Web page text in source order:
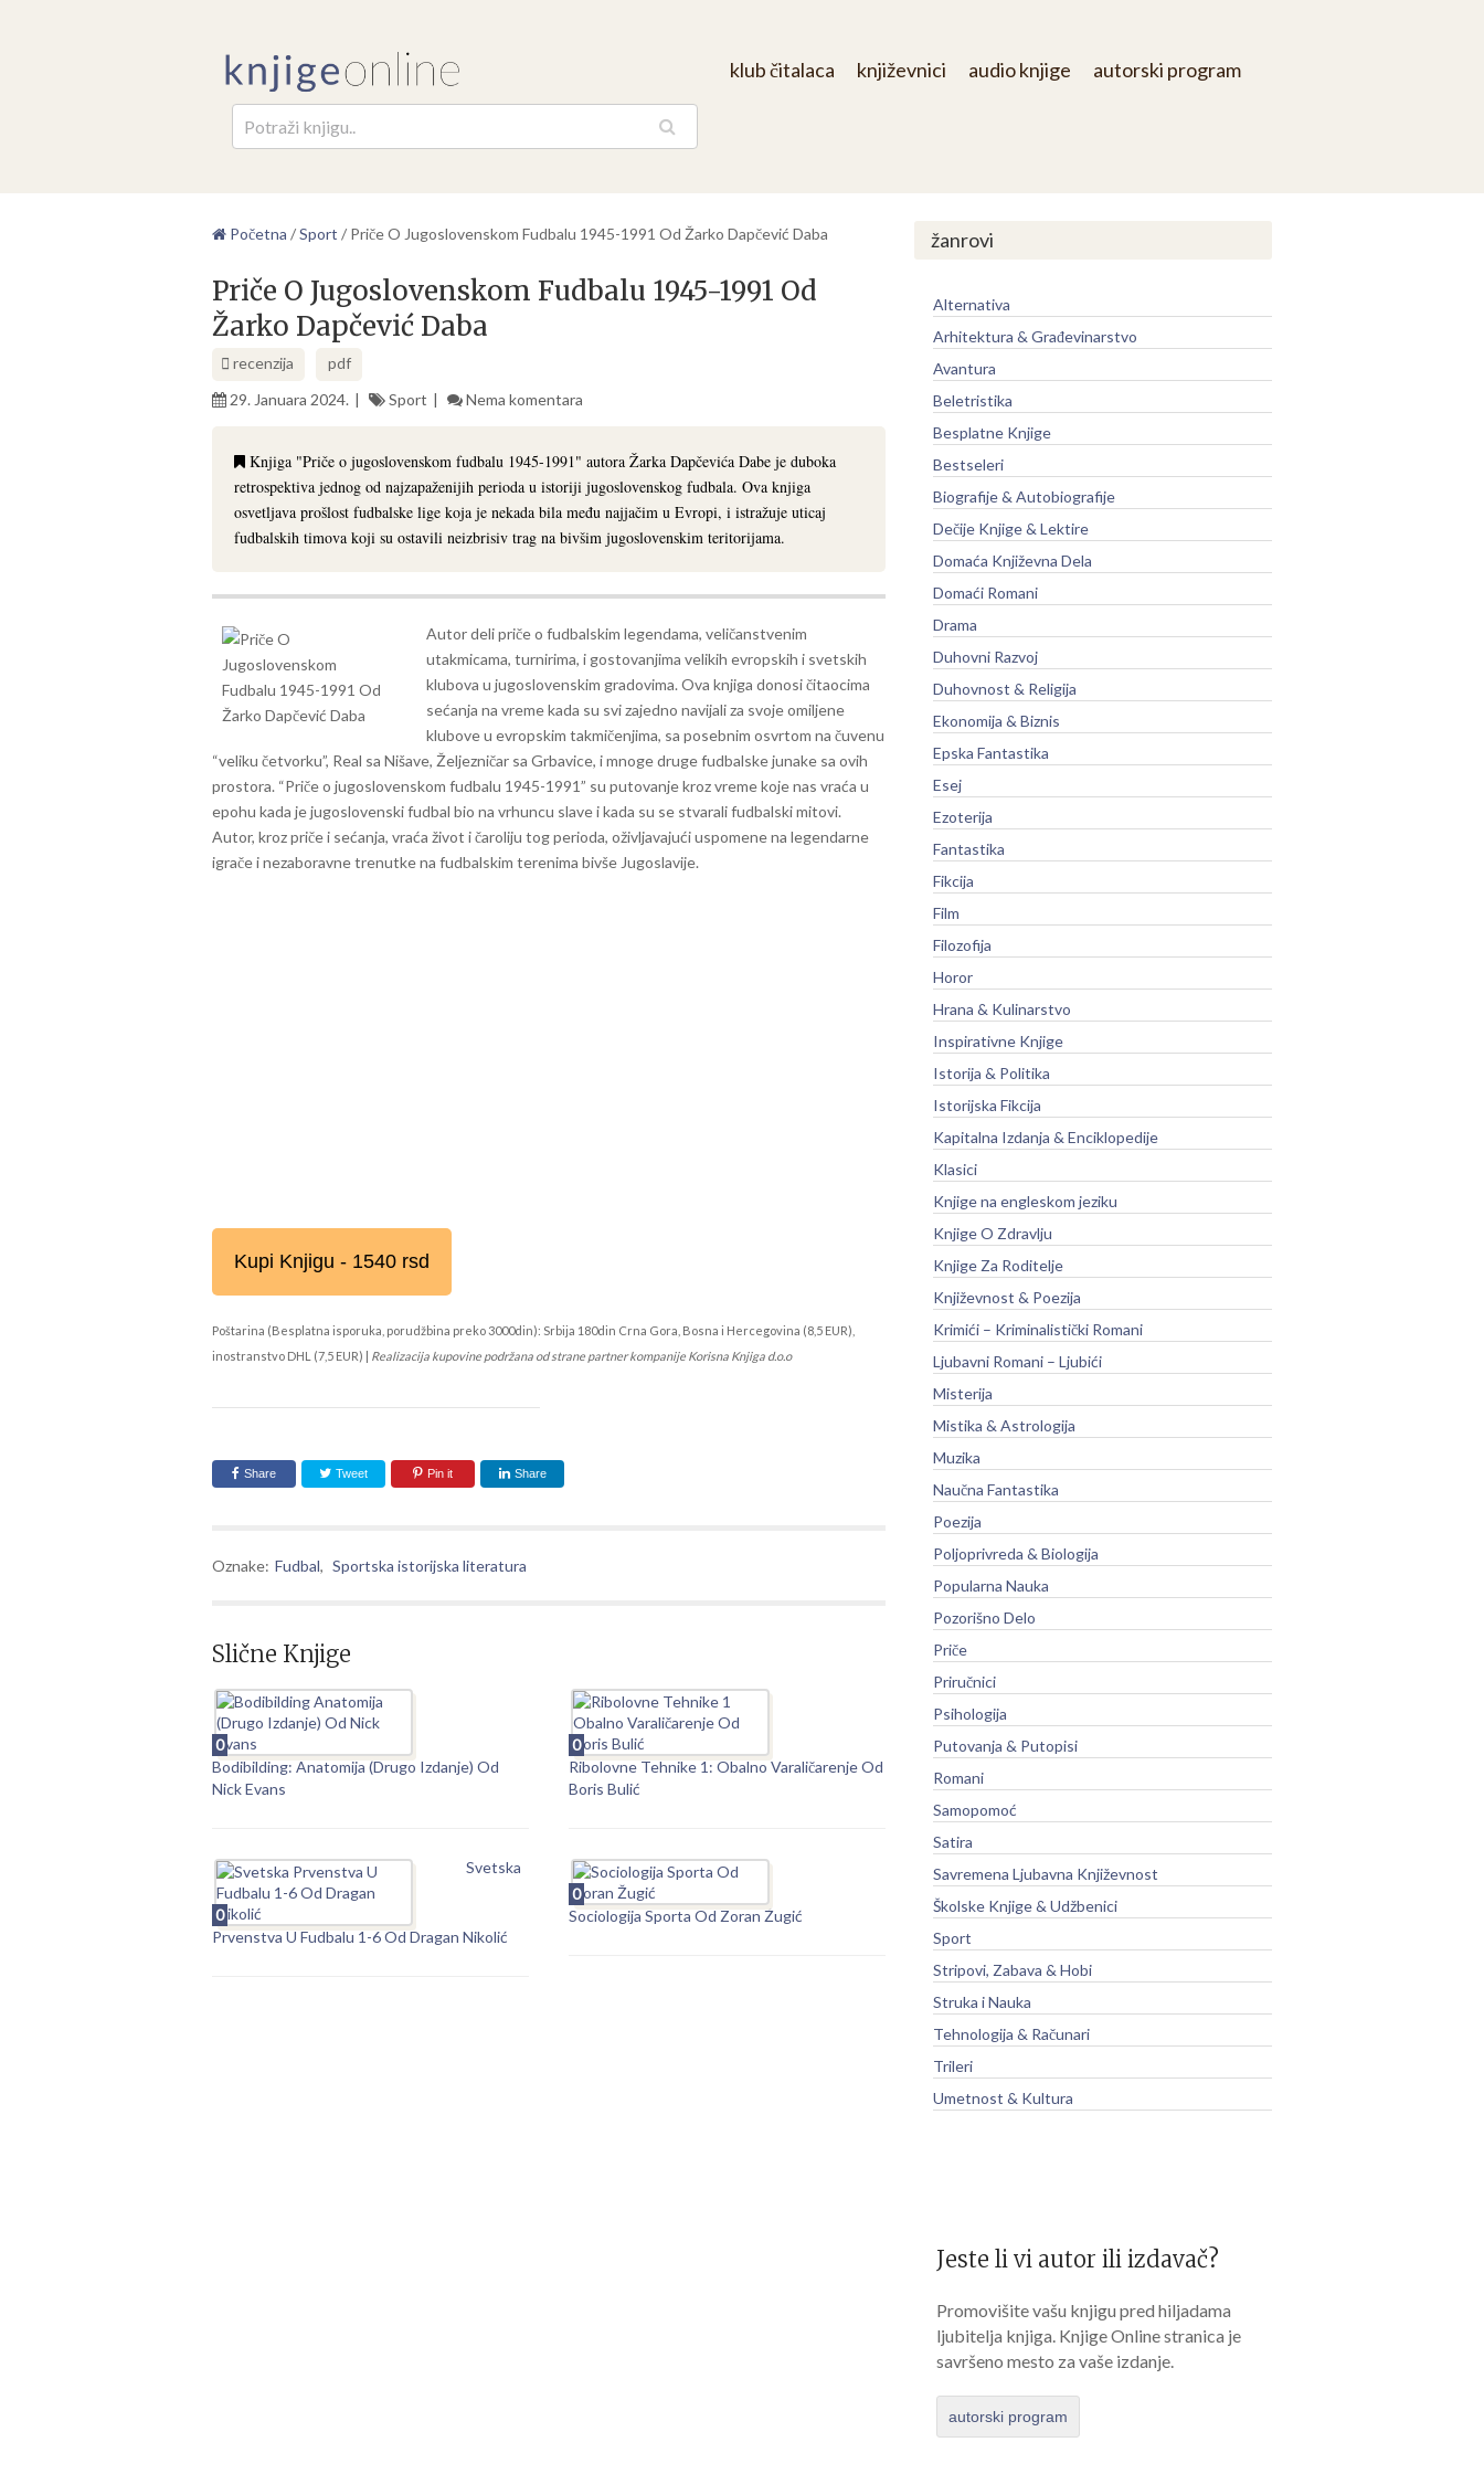
klub čitalaca književnici audio knjige autorski program
Početna /Sport / Priče O Jugoslovenskom Fudbalu 1945-1991 Od Žarko Dapčević Daba
Priče O Jugoslovenskom Fudbalu 1945-1991 Od
Žarko Dapčević Daba
recenzija
pdf
29. Januara 2024.
Sport Nema komentara
Knjiga "Priče o jugoslovenskom fudbalu 1945-1991" autora Žarka Dapčevića Dabe je duboka
retrospektiva jednog od najzapaženijih perioda u istoriji jugoslovenskog fudbala. Ova knjiga
osvetljava prošlost fudbalske lige koja je nekada bila među najjačim u Evropi, i istražuje uticaj
fudbalskih timova koji su ostavili neizbrisiv trag na bivšim jugoslovenskim teritorijama.
Autor deli priče o fudbalskim legendama, veličanstvenim
utakmicama, turnirima, i gostovanjima velikih evropskih i svetskih
klubova u jugoslovenskim gradovima. Ova knjiga donosi čitaocima
sećanja na vreme kada su svi zajedno navijali za svoje omiljene
klubove u evropskim takmičenjima, sa posebnim osvrtom na čuvenu
“veliku četvorku”, Real sa Nišave, Željezničar sa Grbavice, i mnoge druge fudbalske junake sa ovih
prostora. “Priče o jugoslovenskom fudbalu 1945-1991” su putovanje kroz vreme koje nas vraća u
epohu kada je jugoslovenski fudbal bio na vrhuncu slave i kada su se stvarali fudbalski mitovi.
Autor, kroz priče i sećanja, vraća život i čaroliju tog perioda, oživljavajući uspomene na legendarne
igrače i nezaboravne trenutke na fudbalskim terenima bivše Jugoslavije.
Kupi Knjigu - 1540 rsd
Poštarina (Besplatna isporuka, porudžbina preko 3000din): Srbija 180din Crna Gora, Bosna i Hercegovina (8,5 EUR),
inostranstvo DHL (7,5 EUR) | Realizacija kupovine podržana od strane partner kompanije Korisna Knjiga d.o.o
Share Tweet Pin it Share
Oznake: Fudbal, Sportska istorijska literatura
Slične Knjige
0
Bodibilding: Anatomija (Drugo Izdanje) Od
Nick Evans
0
Ribolovne Tehnike 1: Obalno Varaličarenje Od
Boris Bulić
0
Svetska
Prvenstva U Fudbalu 1-6 Od Dragan Nikolić
0
Sociologija Sporta Od Zoran Žugić
žanrovi
Alternativa
Arhitektura & Građevinarstvo
Avantura
Beletristika
Besplatne Knjige
Bestseleri
Biografije & Autobiografije
Dečije Knjige & Lektire
Domaća Književna Dela
Domaći Romani
Drama
Duhovni Razvoj
Duhovnost & Religija
Ekonomija & Biznis
Epska Fantastika
Esej
Ezoterija
Fantastika
Fikcija
Film
Filozofija
Horor
Hrana & Kulinarstvo
Inspirativne Knjige
Istorija & Politika
Istorijska Fikcija
Kapitalna Izdanja & Enciklopedije
Klasici
Knjige na engleskom jeziku
Knjige O Zdravlju
Knjige Za Roditelje
Književnost & Poezija
Krimići – Kriminalistički Romani
Ljubavni Romani – Ljubići
Misterija
Mistika & Astrologija
Muzika
Naučna Fantastika
Poezija
Poljoprivreda & Biologija
Popularna Nauka
Pozorišno Delo
Priče
Priručnici
Psihologija
Putovanja & Putopisi
Romani
Samopomoć
Satira
Savremena Ljubavna Književnost
Školske Knjige & Udžbenici
Sport
Stripovi, Zabava & Hobi
Struka i Nauka
Tehnologija & Računari
Trileri
Umetnost & Kultura
Jeste li vi autor ili izdavač?
Promovišite vašu knjigu pred hiljadama
ljubitelja knjiga. Knjige Online stranica je
savršeno mesto za vaše izdanje.
autorski program